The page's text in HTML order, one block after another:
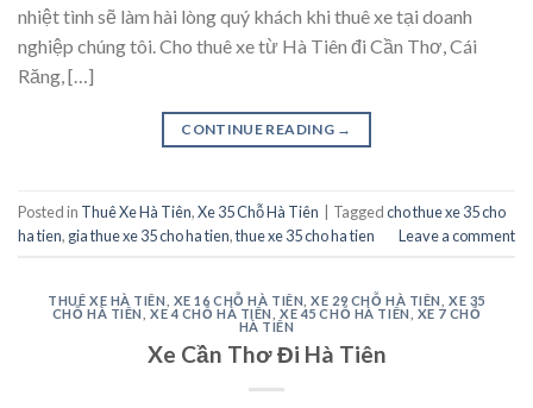
nhiệt tình sẽ làm hài lòng quý khách khi thuê xe tại doanh
nghiệp chúng tôi. Cho thuê xe từ Hà Tiên đi Cần Thơ, Cái
Răng, […]
CONTINUE READING →
Posted in Thuê Xe Hà Tiên,Xe 35 Chỗ Hà Tiên Taggedcho thue xe 35 cho
ha tien, gia thue xe 35 cho ha tien,thue xe 35 cho ha tien Leave a comment
THUÊ XE HÀ TIÊN XE 16 CHỖ HÀ TIÊN ,XE 29 CHỖ HÀ TIÊN ,XE 35
CHỖ HÀ TIÊN
,XE 4 CHỖ HÀ TIÊN ,XE 45 CHỖ HÀ TIÊN
XE 7 CHỖ
HÀ TIÊN
Xe Cần Thơ Đi Hà Tiên